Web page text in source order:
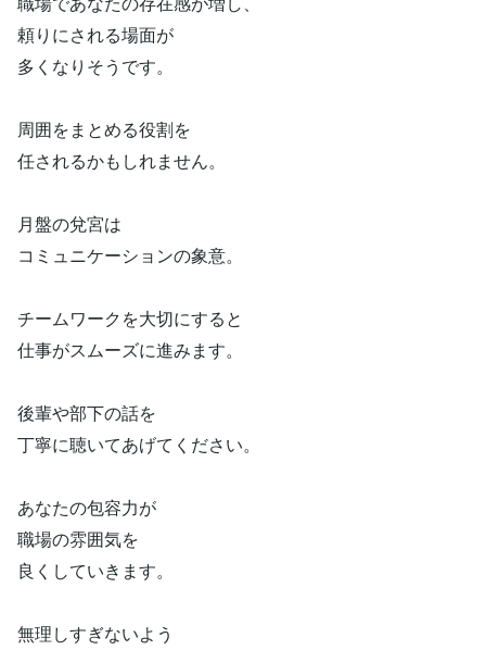
頼りにされる場面が
多くなりそうです。
周囲をまとめる役割を
任されるかもしれません。
月盤の兌宮は
コミュニケーションの象意。
チームワークを大切にすると
仕事がスムーズに進みます。
後輩や部下の話を
丁寧に聴いてあげてください。
あなたの包容力が
職場の雰囲気を
良くしていきます。
無理しすぎないよう